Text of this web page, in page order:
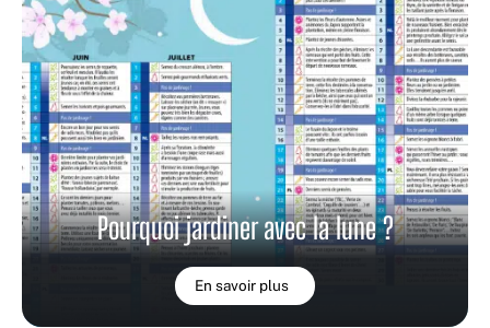
Pourquoi jardiner avec la lune ?
En savoir plus